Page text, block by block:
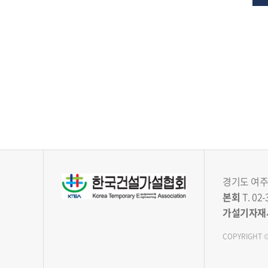
경기도 여
본회 T.
가설기자
COPYRIGHT